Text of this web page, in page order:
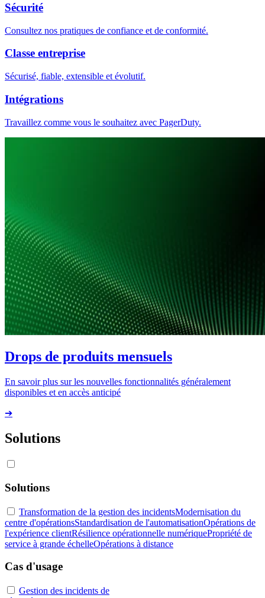
Sécurité
Consultez nos pratiques de confiance et de conformité.
Classe entreprise
Sécurisé, fiable, extensible et évolutif.
Intégrations
Travaillez comme vous le souhaitez avec PagerDuty.
Drops de produits mensuels
En savoir plus sur les nouvelles fonctionnalités généralement
disponibles et en accès anticipé
➔
Solutions
Solutions
Transformation de la gestion des incidentsModernisation du
centre d'opérationsStandardisation de l'automatisationOpérations de
l'expérience clientRésilience opérationnelle numériquePropriété de
service à grande échelleOpérations à distance
Cas d'usage
Gestion des incidents de